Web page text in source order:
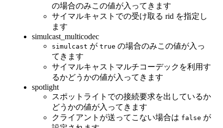
の場合のみこの値が入ってきます
サイマルキャストでの受け取る rid を指定し
ます
simulcast_multicodec
simulcast が true の場合のみこの値が入っ
てきます
サイマルキャストマルチコーデックを利用す
るかどうかの値が入ってきます
spotlight
スポットライトでの接続要求を出しているか
どうかの値が入ってきます
クライアントが送ってこない場合は false が